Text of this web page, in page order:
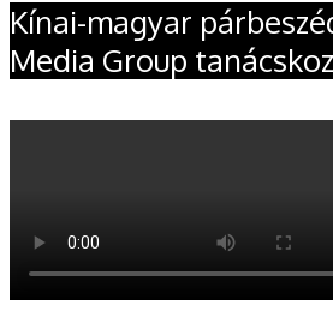
Kínai-magyar
Media Group